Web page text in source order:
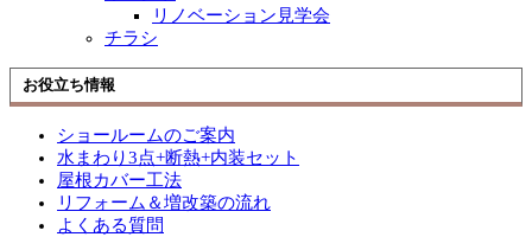
リノベーション見学会
チラシ
お役立ち情報
ショールームのご案内
水まわり3点+断熱+内装セット
屋根カバー工法
リフォーム＆増改築の流れ
よくある質問